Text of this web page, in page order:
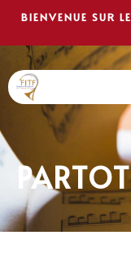
BIENVENUE SUR